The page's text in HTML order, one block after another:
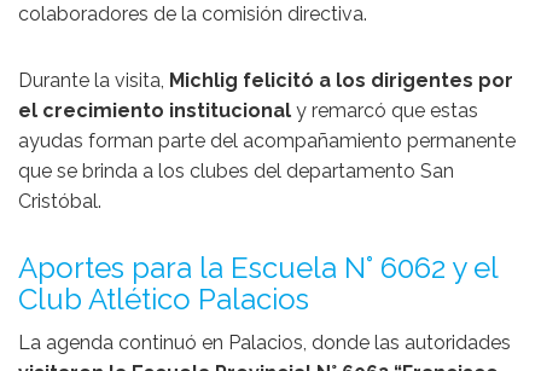
colaboradores de la comisión directiva.
Durante la visita, Michlig felicitó a los dirigentes por
el crecimiento institucional y remarcó que estas
ayudas forman parte del acompañamiento permanente
que se brinda a los clubes del departamento San
Cristóbal.
Aportes para la Escuela N° 6062 y el
Club Atlético Palacios
La agenda continuó en Palacios, donde las autoridades